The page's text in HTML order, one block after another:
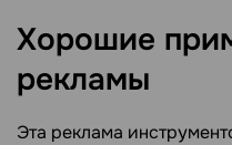
Хорошие
рекламы
Эта реклама